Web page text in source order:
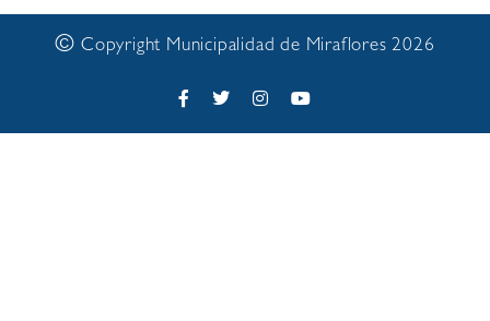
© Copyright Municipalidad de Miraflores 2026